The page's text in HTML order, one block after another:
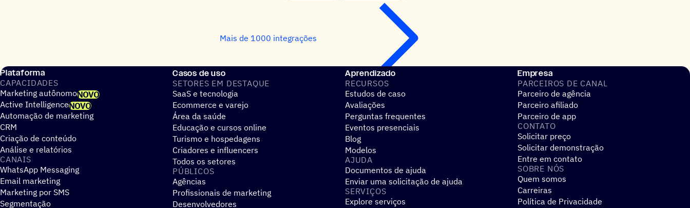
Mais de 1000 integrações
Plataforma
CAPACIDADES
Marketing autônomoNOVO
Active IntelligenceNOVO
Automação de marketing
CRM
Criação de conteúdo
Análise e relatórios
CANAIS
WhatsApp Messaging
Email marketing
Marketing por SMS
Segmentação
Casos de uso
SETORES EM DESTAQUE
SaaS e tecnologia
Ecommerce e varejo
Área da saúde
Educação e cursos online
Turismo e hospedagens
Criadores e influencers
Todos os setores
PÚBLICOS
Agências
Profissionais de marketing
Desenvolvedores
Aprendizado
RECURSOS
Estudos de caso
Avaliações
Perguntas frequentes
Eventos presenciais
Blog
Modelos
AJUDA
Documentos de ajuda
Enviar uma solicitação de ajuda
SERVIÇOS
Explore serviços
Empresa
PARCEIROS DE CANAL
Parceiro de agência
Parceiro afiliado
Parceiro de app
CONTATO
Solicitar preço
Solicitar demonstração
Entre em contato
SOBRE NÓS
Quem somos
Carreiras
Política de Privacidade